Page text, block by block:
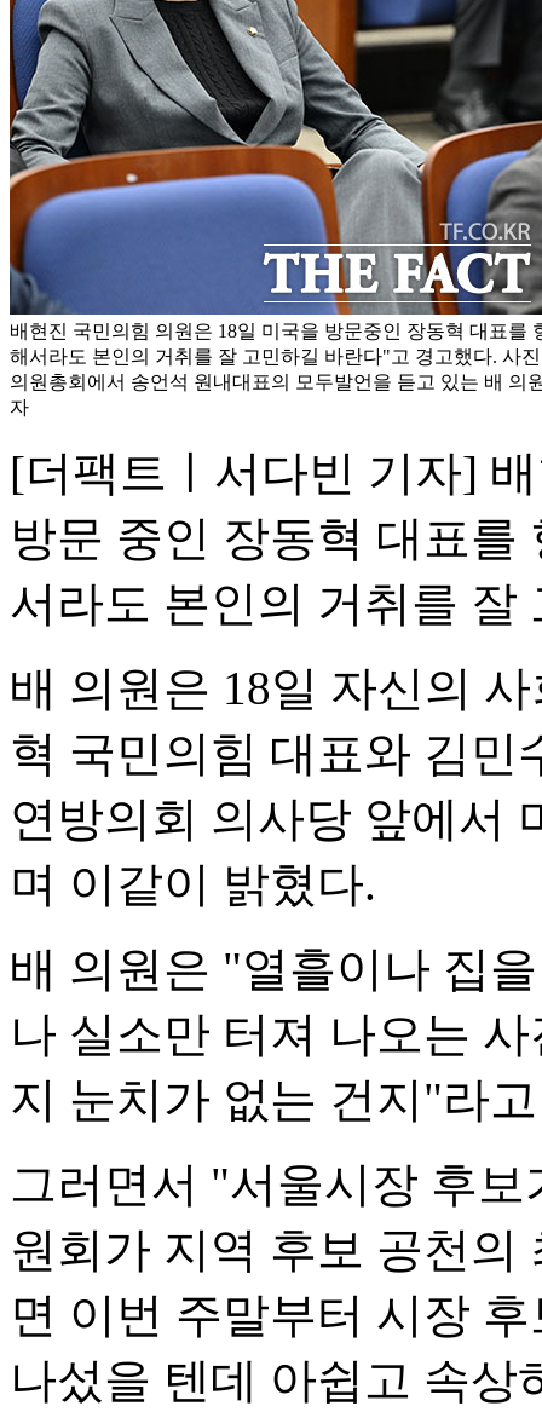
배현진 국민의힘 의원은 18일 미국을 방문중인 장동혁 대표를
해서라도 본인의 거취를 잘 고민하길 바란다"고 경고했다. 사
의원총회에서 송언석 원내대표의 모두발언을 듣고 있는 배 의
자
[더팩트ㅣ서다빈 기자]
방문 중인 장동혁 대표
서라도 본인의 거취를 잘
배 의원은 18일 자신의
혁 국민의힘 대표와 김민
연방의회 의사당 앞에서
며 이같이 밝혔다.
배 의원은 "열흘이나 집
나 실소만 터져 나오는
지 눈치가 없는 건지"라
그러면서 "서울시장 후
원회가 지역 후보 공천의
면 이번 주말부터 시장
나섰을 텐데 아쉽고 속상